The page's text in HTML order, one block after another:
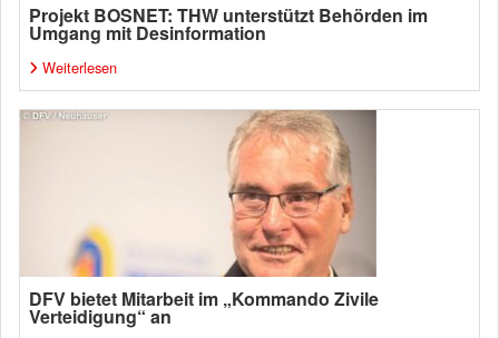
Projekt BOSNET: THW unterstützt Behörden im
Umgang mit Desinformation
Weiterlesen
DFV bietet Mitarbeit im „Kommando Zivile
Verteidigung“ an